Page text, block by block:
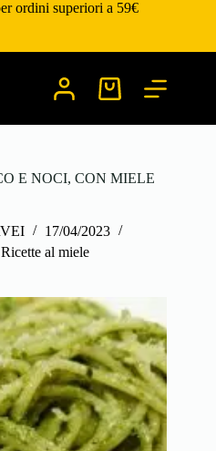
ordini superiori a 59€
Carrello
E NOCI, CON MIELE
17/04/2023
Ricette al miele